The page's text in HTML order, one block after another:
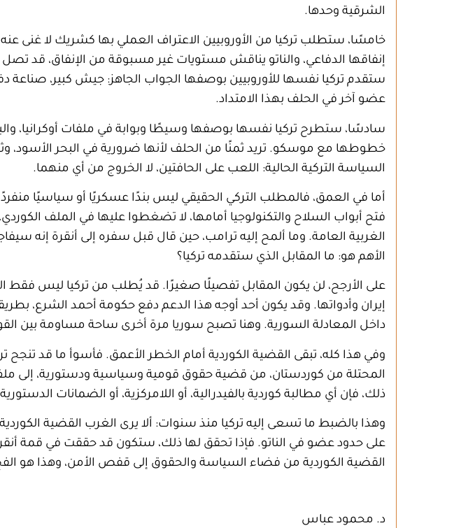
الشرقية وحدها.
خامسًا، ستطلب تركيا من الأوروبيين الاعتراف العملي بها كشريك لا غنى
ستقدم تركيا نفسها للأوروبيين بوصفها الجواب الجاهز: جيش كبير، صناعة
عضو آخر في الحلف بهذا الامتداد.
سادسًا، ستطرح تركيا نفسها بوصفها وسيطًا وبوابة في ملفات أوكرانيا،
خطوطها مع موسكو. تريد ثمنًا من الحلف لأنها ضرورية في البحر الأسود،
السياسة التركية الحالية: اللعب على الحافتين، لا الخروج من أي منهما.
أما في العمق، فالمطلب التركي الحقيقي ليس بندًا عسكريًا أو سياسيًا
فتح أبواب السلاح والتكنولوجيا أمامها، لا تضغطوا عليها في الملف
الغربية العامة. وما ألمح إليه ترامب، حين قال قبل سفره إلى أنقرة إنه
الأهم هو: ما المقابل الذي ستقدمه تركيا؟
على الأرجح، لن يكون المقابل تفصيلًا صغيرًا. قد يُطلب من تركيا ليس فقط
إيران وأدواتها. وقد يكون أحد أوجه هذا الدعم دفع حكومة أحمد الشرع،
داخل المعادلة السورية. وهنا تصبح سوريا مرة أخرى ساحة مساومة بين
وفي هذا كله، تبقى القضية الكوردية أمام الخطر الأعمق. فأسوأ ما قد تنجح
المحتلة من كوردستان، من قضية حقوق قومية وسياسية ودستورية، إلى ملف
ذلك، فإن أي مطالبة كوردية بالفيدرالية، أو اللامركزية، أو الضمانات
وهذا بالضبط ما تسعى إليه تركيا منذ سنوات: ألا يرى الغرب القضية
على حدود عضو في الناتو. فإذا تحقق لها ذلك، ستكون قد حققت في قمة
القضية الكوردية من فضاء السياسة والحقوق إلى قفص الأمن، وهذا هو الفخ
د. محمود عباس